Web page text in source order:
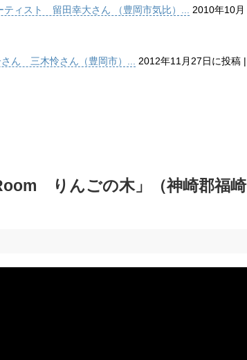
ィスト 留田幸大さん （豊岡市気比）...
2010年10月
ん 三木怜さん（豊岡市）... 2012年11月27日に投稿 |
りんごの木」（神崎郡福崎